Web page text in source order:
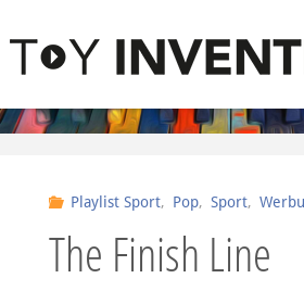
Playlist Sport, Pop, Sport,
The Finish Line